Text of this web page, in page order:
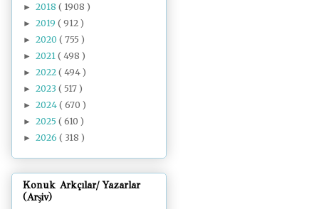
► 2018 ( 1908 )
► 2019 ( 912 )
► 2020 ( 755 )
► 2021 ( 498 )
► 2022 ( 494 )
► 2023 ( 517 )
► 2024 ( 670 )
► 2025 ( 610 )
► 2026 ( 318 )
Konuk Arkçılar/ Yazarlar
(Arşiv)